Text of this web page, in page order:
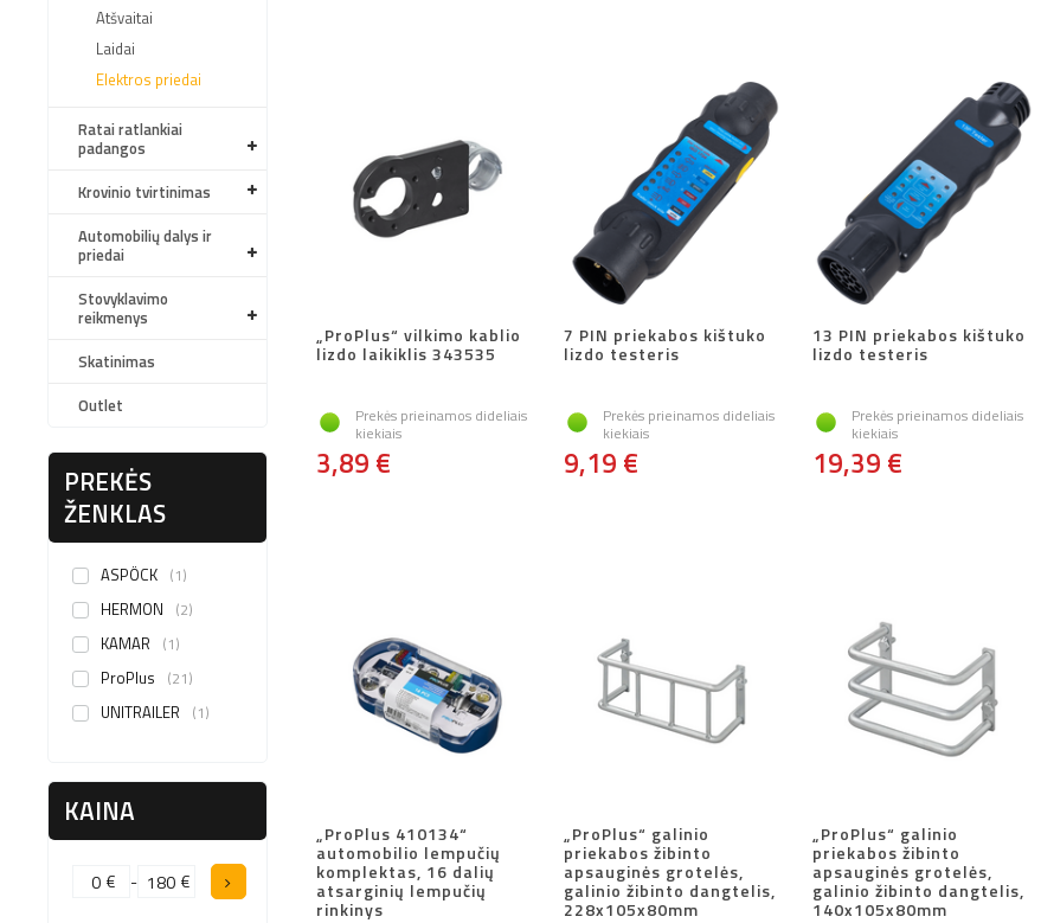
Atšvaitai
Laidai
Elektros priedai
Ratai ratlankiai
padangos
Krovinio tvirtinimas
Automobilių dalys ir
priedai
Stovyklavimo
reikmenys
Skatinimas
Outlet
PREKĖS
ŽENKLAS
ASPÖCK 1
HERMON 2
KAMAR 1
ProPlus 21
UNITRAILER 1
KAINA
€ - €
„ProPlus“ vilkimo kablio
lizdo laikiklis 343535
Prekės prieinamos dideliais
kiekiais
3,89 €
7 PIN priekabos kištuko
lizdo testeris
Prekės prieinamos dideliais
kiekiais
9,19 €
13 PIN priekabos kištuko
lizdo testeris
Prekės prieinamos dideliais
kiekiais
19,39 €
„ProPlus 410134“
automobilio lempučių
komplektas, 16 dalių
atsarginių lempučių
rinkinys
„ProPlus“ galinio
priekabos žibinto
apsauginės grotelės,
galinio žibinto dangtelis,
228x105x80mm
„ProPlus“ galinio
priekabos žibinto
apsauginės grotelės,
galinio žibinto dangtelis,
140x105x80mm